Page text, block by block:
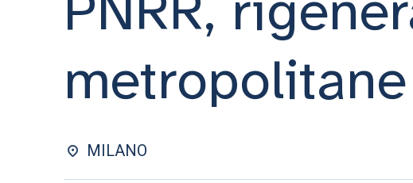
metropolitane
MILANO